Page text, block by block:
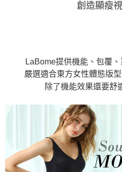
創造顯瘦
LaBome提供機能、包覆
嚴選適合東方女性體態版
除了機能效果還要舒